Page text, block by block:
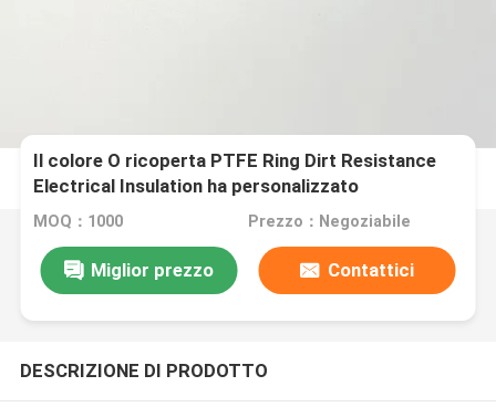
Il colore O ricoperta PTFE Ring Dirt Resistance
Electrical Insulation ha personalizzato
MOQ：1000 Prezzo：Negoziabile
Miglior prezzo Contattici
DESCRIZIONE DI PRODOTTO